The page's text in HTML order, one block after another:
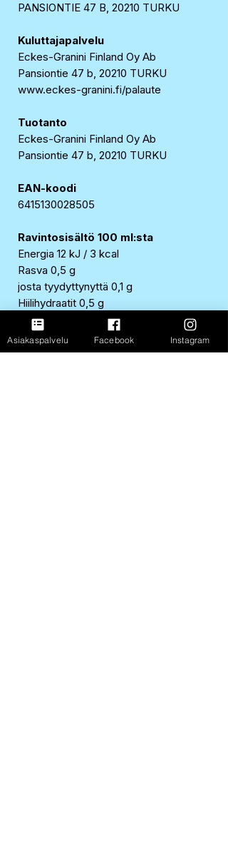
PANSIONTIE 47 B, 20210 TURKU
Kuluttajapalvelu
Eckes-Granini Finland Oy Ab
Pansiontie 47 b, 20210 TURKU
www.eckes-granini.fi/palaute
Tuotanto
Eckes-Granini Finland Oy Ab
Pansiontie 47 b, 20210 TURKU
EAN-koodi
6415130028505
Ravintosisältö 100 ml:sta
Energia 12 kJ / 3 kcal
Rasva 0,5 g
josta tyydyttynyttä 0,1 g
Hiilihydraatit 0,5 g
josta sokereita 0,5 g
Proteiini 0,5 g
Suola 0 g
Asiakaspalvelu Facebook Instagram